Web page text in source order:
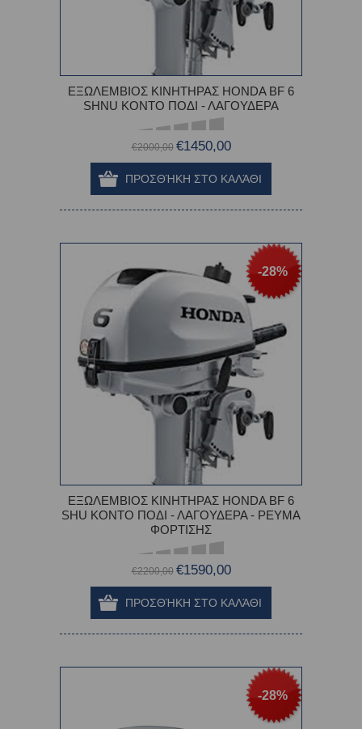
ΕΞΩΛΕΜΒΙΟΣ ΚΙΝΗΤΗΡΑΣ HONDA BF 6
SHNU ΚΟΝΤΟ ΠΟΔΙ - ΛΑΓΟΥΔΕΡΑ
€2000,00 €1450,00
-28%
ΕΞΩΛΕΜΒΙΟΣ ΚΙΝΗΤΗΡΑΣ HONDA BF 6
SHU ΚΟΝΤΟ ΠΟΔΙ - ΛΑΓΟΥΔΕΡΑ - ΡΕΥΜΑ
ΦΟΡΤΙΣΗΣ
€2200,00 €1590,00
-28%